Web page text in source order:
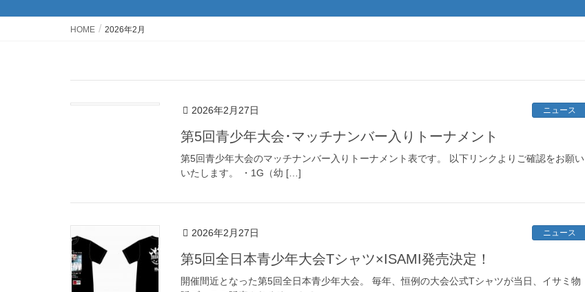
HOME 2026年2月
2026年2月27日 ニュース
第5回青少年大会･マッチナンバー入りトーナメント
第5回青少年大会のマッチナンバー入りトーナメント表です。 以下リンクよりご確認をお願い
いたします。 ・1G（幼 […]
2026年2月27日 ニュース
第5回全日本青少年大会Tシャツ×ISAMI発売決定！
開催間近となった第5回全日本青少年大会。 毎年、恒例の大会公式Tシャツが当日、イサミ物